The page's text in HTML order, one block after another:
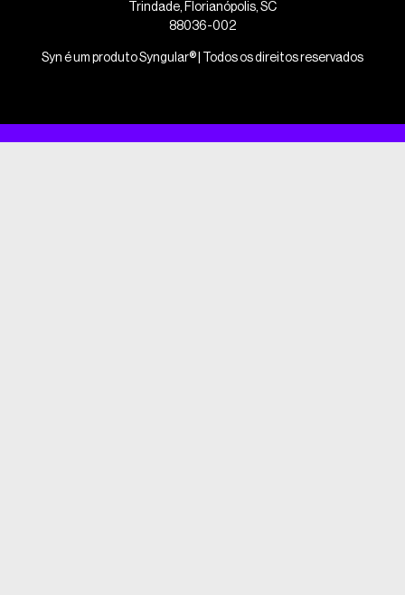
Trindade, Florianópolis, SC
88036-002
Syn é um produto Syngular® | Todos os direitos reservados